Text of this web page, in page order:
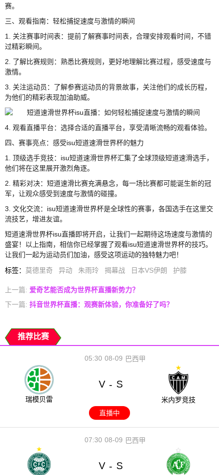
赛。
三、观看指南：轻松捕捉速度与激情的瞬间
1. 关注赛事时间表：提前了解赛事时间表，合理安排观看时间，不错
过精彩瞬间。
2. 了解比赛规则：熟悉比赛规则，更好地理解比赛过程，感受速度与
激情。
3. 关注运动员：了解参赛运动员的背景故事，关注他们的成长历程，
为他们的精彩表现加油助威。
4. 观看直播平台：选择合适的直播平台，享受清晰流畅的观看体验。
四、赛事亮点：感受isu短道速滑世界杯的魅力
1. 顶级选手竞技：isu短道速滑世界杯汇集了全球顶级短道速滑选手，
他们将在这里展开激烈角逐。
2. 精彩对决：短道速滑比赛充满悬念，每一场比赛都可能诞生新的冠
军，让观众感受到速度与激情的碰撞。
3. 文化交流：isu短道速滑世界杯是全球性的赛事，各国选手在这里交
流技艺，增进友谊。
短道速滑世界杯isu直播即将开启，让我们一起期待这场速度与激情的
盛宴！以上指南，相信你已经掌握了观看isu短道速滑世界杯的技巧。
让我们一起为运动员们加油，感受这项运动的独特魅力吧！
标签： 莫德里奇 异动 朱雨玲 揭幕战 日本VS伊朗 护膝
上一篇: 爱奇艺能否成为世界杯直播新势力？
下一篇: 抖音世界杯直播：观赛新体验，你准备好了吗？
推荐比赛
08-09
05:30 巴西甲
瑞模贝雷
V - S
米内罗竞技
直播中
08-09
07:30 巴西甲
V - S